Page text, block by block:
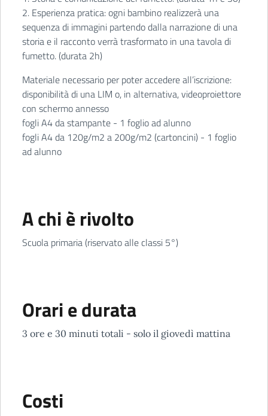
2. Esperienza pratica: ogni bambino realizzerà una
sequenza di immagini partendo dalla narrazione di una
storia e il racconto verrà trasformato in una tavola di
fumetto. (durata 2h)
Materiale necessario per poter accedere all’iscrizione:
disponibilità di una LIM o, in alternativa, videoproiettore
con schermo annesso
fogli A4 da stampante - 1 foglio ad alunno
fogli A4 da 120g/m2 a 200g/m2 (cartoncini) - 1 foglio
ad alunno
A chi è rivolto
Scuola primaria (riservato alle classi 5°)
Orari e durata
3 ore e 30 minuti totali - solo il giovedì mattina
Costi